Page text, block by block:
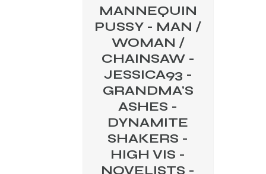
MANNEQUIN
PUSSY - MAN /
WOMAN /
CHAINSAW -
JESSICA93 -
GRANDMA'S
ASHES -
DYNAMITE
SHAKERS -
HIGH VIS -
NOVELISTS -